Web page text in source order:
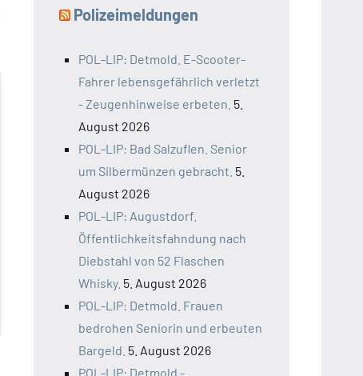
Polizeimeldungen
POL-LIP: Detmold. E-Scooter-
Fahrer lebensgefährlich verletzt
- Zeugenhinweise erbeten. 5.
August 2026
POL-LIP: Bad Salzuflen. Senior
um Silbermünzen gebracht. 5.
August 2026
POL-LIP: Augustdorf.
Öffentlichkeitsfahndung nach
Diebstahl von 52 Flaschen
Whisky. 5. August 2026
POL-LIP: Detmold. Frauen
bedrohen Seniorin und erbeuten
Bargeld. 5. August 2026
POL-LIP: Detmold -